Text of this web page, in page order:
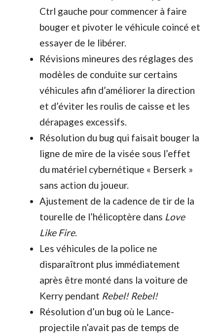
Ctrl gauche pour commencer à faire
bouger et pivoter le véhicule coincé et
essayer de le libérer.
Révisions mineures des réglages des
modèles de conduite sur certains
véhicules afin d’améliorer la direction
et d’éviter les roulis de caisse et les
dérapages excessifs.
Résolution du bug qui faisait bouger la
ligne de mire de la visée sous l’effet
du matériel cybernétique « Berserk »
sans action du joueur.
Ajustement de la cadence de tir de la
tourelle de l’hélicoptère dans Love
Like Fire.
Les véhicules de la police ne
disparaîtront plus immédiatement
après être monté dans la voiture de
Kerry pendant Rebel! Rebel!
Résolution d’un bug où le Lance-
projectile n’avait pas de temps de